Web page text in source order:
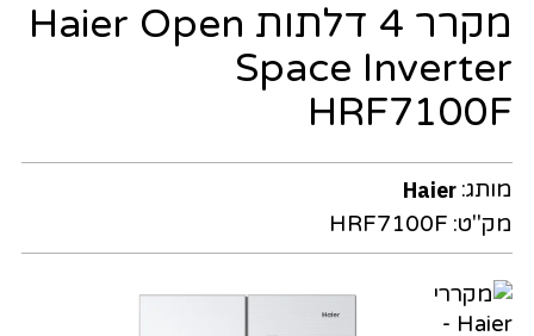
מקרר 4 דלתות Haier Open
Space Inverter
HRF7100F
מותג: Haier
מק"ט: HRF7100F